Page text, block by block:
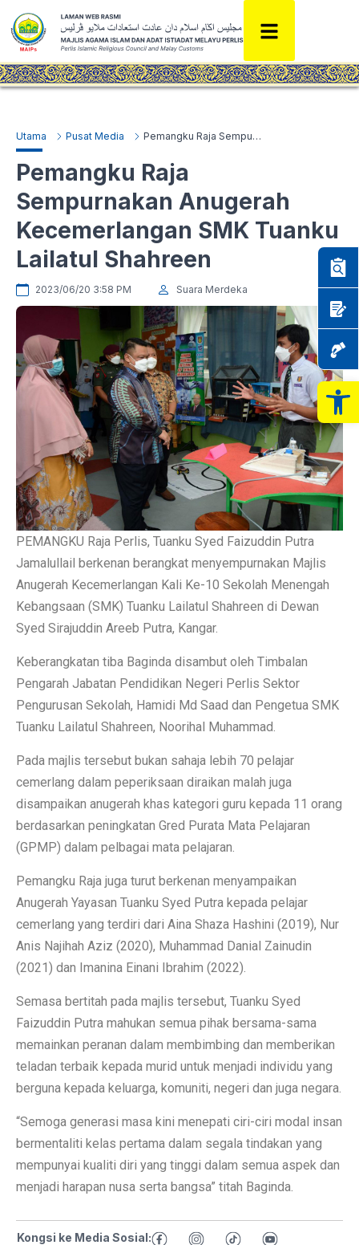
Utama Pusat Media Pemangku Raja Sempurnakan Anugerah Kecemerlangan SMK Tuanku Lailatul Shahreen
Pemangku Raja
Sempurnakan Anugerah
Kecemerlangan SMK Tuanku
Lailatul Shahreen
2023/06/20 3:58 PM Suara Merdeka
PEMANGKU Raja Perlis, Tuanku Syed Faizuddin Putra
Jamalullail berkenan berangkat menyempurnakan Majlis
Anugerah Kecemerlangan Kali Ke-10 Sekolah Menengah
Kebangsaan (SMK) Tuanku Lailatul Shahreen di Dewan
Syed Sirajuddin Areeb Putra, Kangar.
Keberangkatan tiba Baginda disambut oleh Timbalan
Pengarah Jabatan Pendidikan Negeri Perlis Sektor
Pengurusan Sekolah, Hamidi Md Saad dan Pengetua SMK
Tuanku Lailatul Shahreen, Noorihal Muhammad.
Pada majlis tersebut bukan sahaja lebih 70 pelajar
cemerlang dalam peperiksaan diraikan malah juga
disampaikan anugerah khas kategori guru kepada 11 orang
berdasarkan peningkatan Gred Purata Mata Pelajaran
(GPMP) dalam pelbagai mata pelajaran.
Pemangku Raja juga turut berkenan menyampaikan
Anugerah Yayasan Tuanku Syed Putra kepada pelajar
cemerlang yang terdiri dari Aina Shaza Hashini (2019), Nur
Anis Najihah Aziz (2020), Muhammad Danial Zainudin
(2021) dan Imanina Einani Ibrahim (2022).
Semasa bertitah pada majlis tersebut, Tuanku Syed
Faizuddin Putra mahukan semua pihak bersama-sama
memainkan peranan dalam membimbing dan memberikan
teladan terbaik kepada murid untuk menjadi individu yang
berguna kepada keluarga, komuniti, negeri dan juga negara.
“Semoga generasi masa kini menepati ciri-ciri modal insan
bermentaliti kelas pertama dalam segala tindakan yang
mempunyai kualiti diri yang tinggi dalam semua aspek dan
menjadi harapan nusa serta bangsa” titah Baginda.
Kongsi ke Media Sosial: